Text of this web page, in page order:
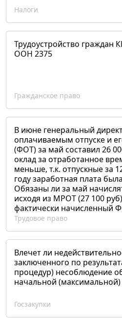
Налоги
Трудоустройство граждан
ООН 2375
Гражданское право
В июне генеральный
оплачиваемым отпуске и
(ФОТ) за май составил 26
оклад за отработанное
меньше, т.к. отпускные за
году заработная плата
Обязаны ли за май
исходя из МРОТ (27 100
фактически начисленный
Трудовое право
Влечет ли
заключенного по
процедур) несоблюдение
начальной (максимальной)
Госзакупки